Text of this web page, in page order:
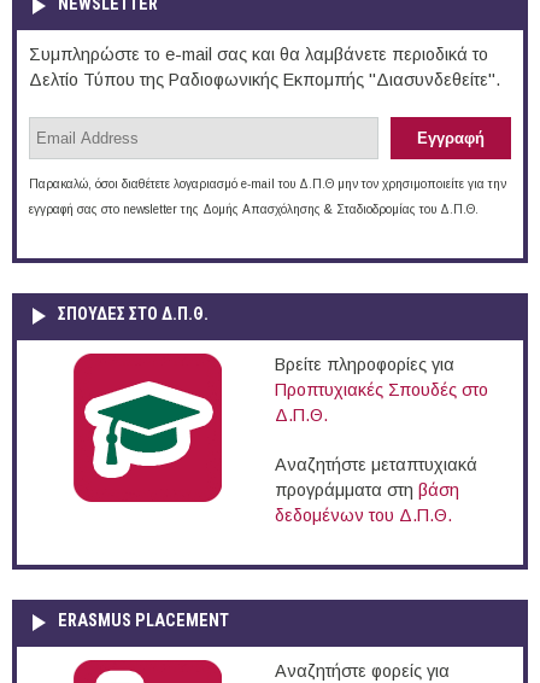
NEWSLETTER
Συμπληρώστε το e-mail σας και θα λαμβάνετε περιοδικά το
Δελτίο Τύπου της Ραδιοφωνικής Εκπομπής "Διασυνδεθείτε".
Παρακαλώ, όσοι διαθέτετε λογαριασμό e-mail του Δ.Π.Θ μην τον χρησιμοποιείτε για την
εγγραφή σας στο newsletter της Δομής Απασχόλησης & Σταδιοδρομίας του Δ.Π.Θ.
ΣΠΟΥΔΈΣ ΣΤΟ Δ.Π.Θ.
Βρείτε πληροφορίες για
Προπτυχιακές Σπουδές στο
Δ.Π.Θ.
Αναζητήστε μεταπτυχιακά
προγράμματα στη βάση
δεδομένων του Δ.Π.Θ.
ERASMUS PLACEMENT
Αναζητήστε φορείς για